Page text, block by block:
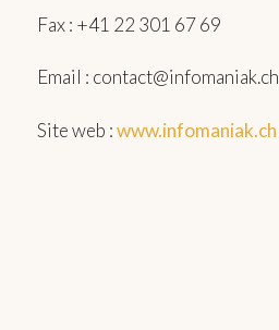
Fax : +41 22 301 67 69
Email : contact@infomaniak.ch
Site web :www.infomaniak.ch